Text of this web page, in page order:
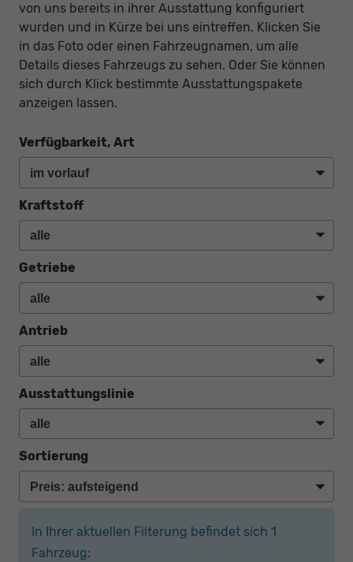
von uns bereits in ihrer Ausstattung konfiguriert
wurden und in Kürze bei uns eintreffen. Klicken Sie
in das Foto oder einen Fahrzeugnamen, um alle
Details dieses Fahrzeugs zu sehen. Oder Sie können
sich durch Klick bestimmte Ausstattungspakete
anzeigen lassen.
Verfügbarkeit, Art
Kraftstoff
Getriebe
Antrieb
Ausstattungslinie
Sortierung
In Ihrer aktuellen Filterung befindet sich 1
Fahrzeug: